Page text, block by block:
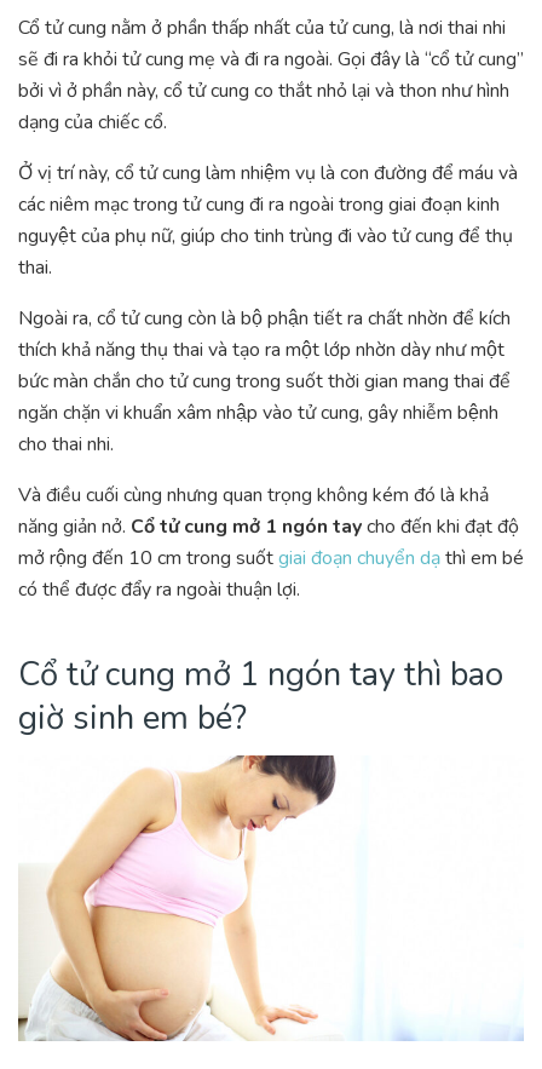
Cổ tử cung nằm ở phần thấp nhất của tử cung, là nơi thai nhi
sẽ đi ra khỏi tử cung mẹ và đi ra ngoài. Gọi đây là “cổ tử cung”
bởi vì ở phần này, cổ tử cung co thắt nhỏ lại và thon như hình
dạng của chiếc cổ.
Ở vị trí này, cổ tử cung làm nhiệm vụ là con đường để máu và
các niêm mạc trong tử cung đi ra ngoài trong giai đoạn kinh
nguyệt của phụ nữ, giúp cho tinh trùng đi vào tử cung để thụ
thai.
Ngoài ra, cổ tử cung còn là bộ phận tiết ra chất nhờn để kích
thích khả năng thụ thai và tạo ra một lớp nhờn dày như một
bức màn chắn cho tử cung trong suốt thời gian mang thai để
ngăn chặn vi khuẩn xâm nhập vào tử cung, gây nhiễm bệnh
cho thai nhi.
Và điều cuối cùng nhưng quan trọng không kém đó là khả
năng giản nở. Cổ tử cung mở 1 ngón taycho đến khi đạt độ
mở rộng đến 10 cm trong suốtgiai đoạn chuyển dạthì em bé
có thể được đẩy ra ngoài thuận lợi.
Cổ tử cung mở 1 ngón tay thì bao
giờ sinh em bé?